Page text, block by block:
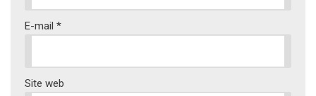
E-mail *
Site web